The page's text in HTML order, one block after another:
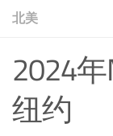
北美
2024
纽约